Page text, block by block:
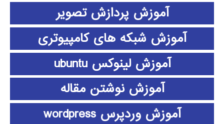
آموزش پردازش تصویر
آموزش شبکه های کامپیوتری
آموزش لینوکس ubuntu
آموزش نوشتن مقاله
آموزش وردپرس wordpress